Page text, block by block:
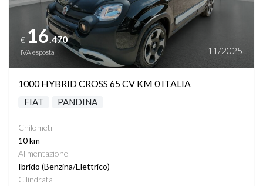
€ 16 .470
IVA esposta 11/2025
1000 HYBRID CROSS 65 CV KM 0 ITALIA
FIAT PANDINA
Chilometri
10 km
Alimentazione
Ibrido (Benzina/Elettrico)
Cilindrata